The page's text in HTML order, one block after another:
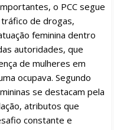
o PCC segue
de drogas,
feminina dentro
autoridades, que
de mulheres em
ocupava. Segundo
se destacam pela
atributos que
constante e